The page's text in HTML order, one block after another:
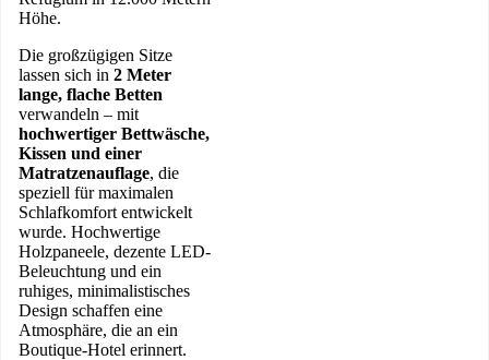
Höhe.
Die großzügigen Sitze
lassen sich in 2 Meter
lange, flache Betten
verwandeln – mit
hochwertiger Bettwäsche,
Kissen und einer
Matratzenauflage, die
speziell für maximalen
Schlafkomfort entwickelt
wurde. Hochwertige
Holzpaneele, dezente LED-
Beleuchtung und ein
ruhiges, minimalistisches
Design schaffen eine
Atmosphäre, die an ein
Boutique-Hotel erinnert.